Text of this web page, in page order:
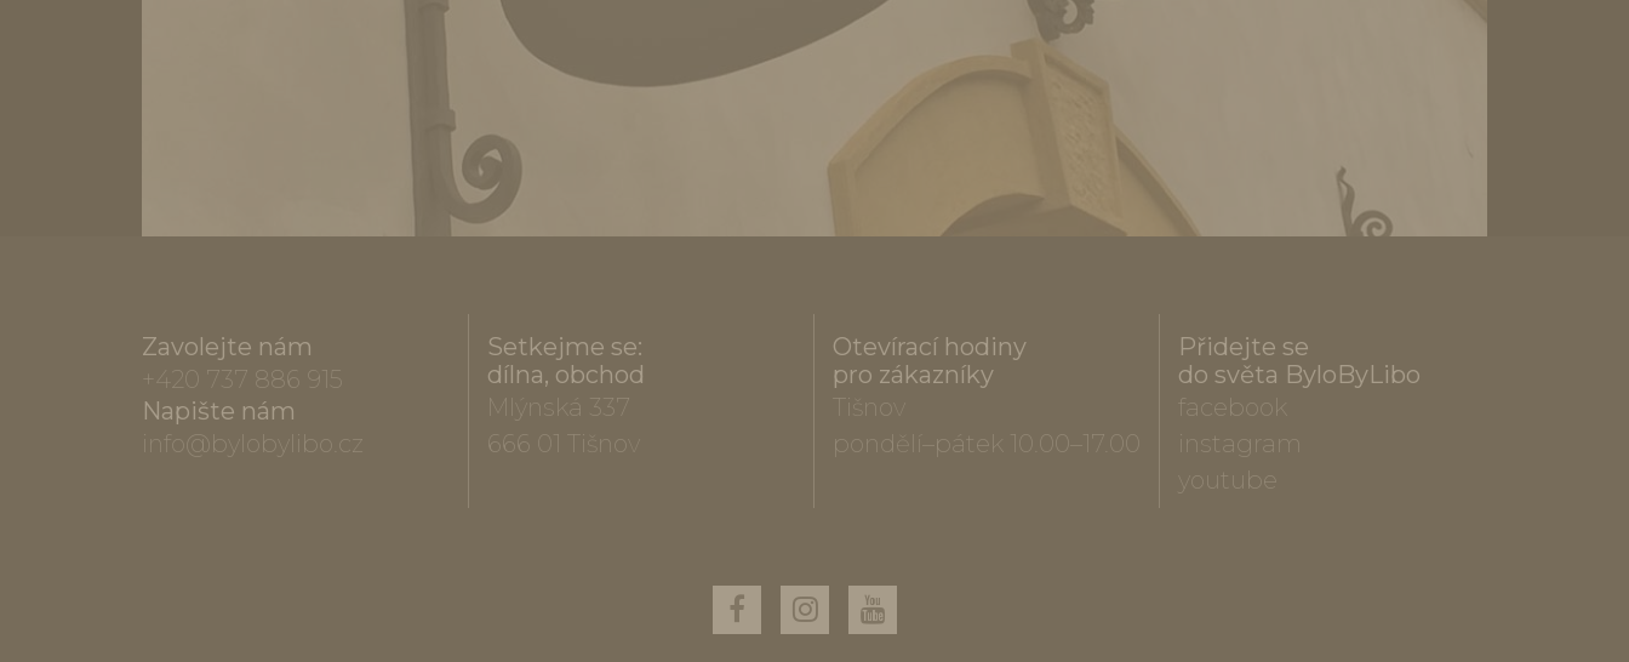
Zavolejte nám
+420 737 886 915
Napište nám
info@bylobylibo.cz
Setkejme se:
dílna, obchod
Mlýnská 337
666 01 Tišnov
Otevírací hodiny
pro zákazníky
Tišnov
pondělí–pátek 10.00–17.00
Přidejte se
do světa ByloByLibo
facebook
instagram
youtube